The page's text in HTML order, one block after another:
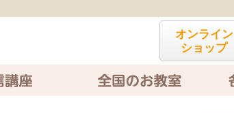
オンライン
ショップ